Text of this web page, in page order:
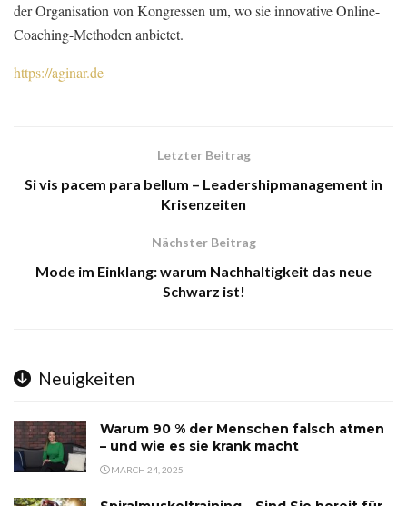
der Organisation von Kongressen um, wo sie innovative Online-
Coaching-Methoden anbietet.
https://aginar.de
Letzter Beitrag
Si vis pacem para bellum – Leadershipmanagement in
Krisenzeiten
Nächster Beitrag
Mode im Einklang: warum Nachhaltigkeit das neue
Schwarz ist!
Neuigkeiten
Warum 90 % der Menschen falsch atmen
– und wie es sie krank macht
MARCH 24, 2025